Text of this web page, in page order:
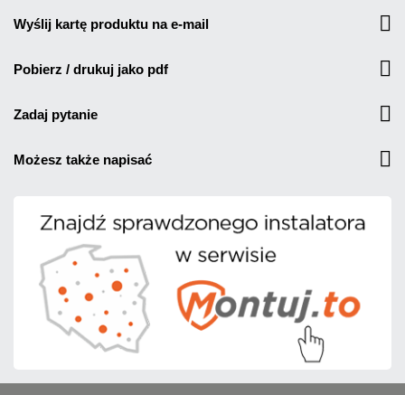
wyślij kartę produktu na e-mail
pobierz / drukuj jako pdf
zadaj pytanie
możesz także napisać